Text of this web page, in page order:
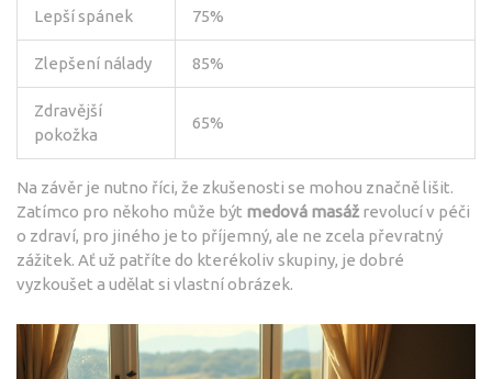
Lepší spánek 75%
Zlepšení nálady 85%
Zdravější
pokožka
65%
Na závěr je nutno říci, že zkušenosti se mohou značně lišit.
Zatímco pro někoho může být medová masáž revolucí v péči
o zdraví, pro jiného je to příjemný, ale ne zcela převratný
zážitek. Ať už patříte do kterékoliv skupiny, je dobré
vyzkoušet a udělat si vlastní obrázek.